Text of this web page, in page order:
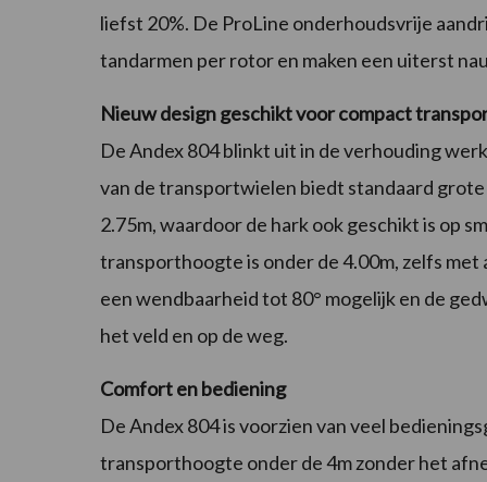
liefst 20%. De ProLine onderhoudsvrije
tandarmen per rotor en maken een uiterst
Nieuw design geschikt voor compact
De Andex 804 blinkt uit in de verhouding
van de transportwielen biedt standaard
2.75m, waardoor de hark ook geschikt is op
transporthoogte is onder de 4.00m, zelfs
een wendbaarheid tot 80° mogelijk en de
het veld en op de weg.
Comfort en bediening
De Andex 804 is voorzien van veel
transporthoogte onder de 4m zonder het